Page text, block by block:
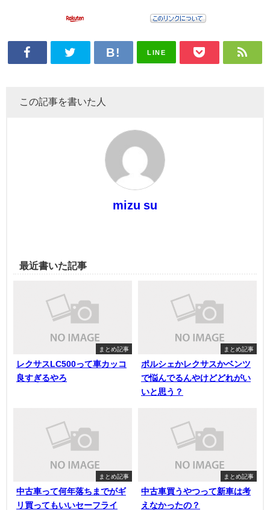
LINE
この記事を書いた人
mizu su
最近書いた記事
まとめ記事
レクサスLC500って車カッコ
良すぎるやろ
まとめ記事
ポルシェかレクサスかベンツ
で悩んでるんやけどどれがい
いと思う？
まとめ記事
中古車って何年落ちまでがギ
リ買ってもいいセーフライ
まとめ記事
中古車買うやつって新車は考
えなかったの？